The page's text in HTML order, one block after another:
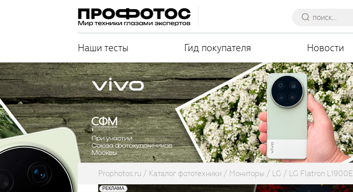
Наши тесты Гид покупателя Новости
Prophotos.ru Каталог фототехники Мониторы LG LG Flatron L1900E